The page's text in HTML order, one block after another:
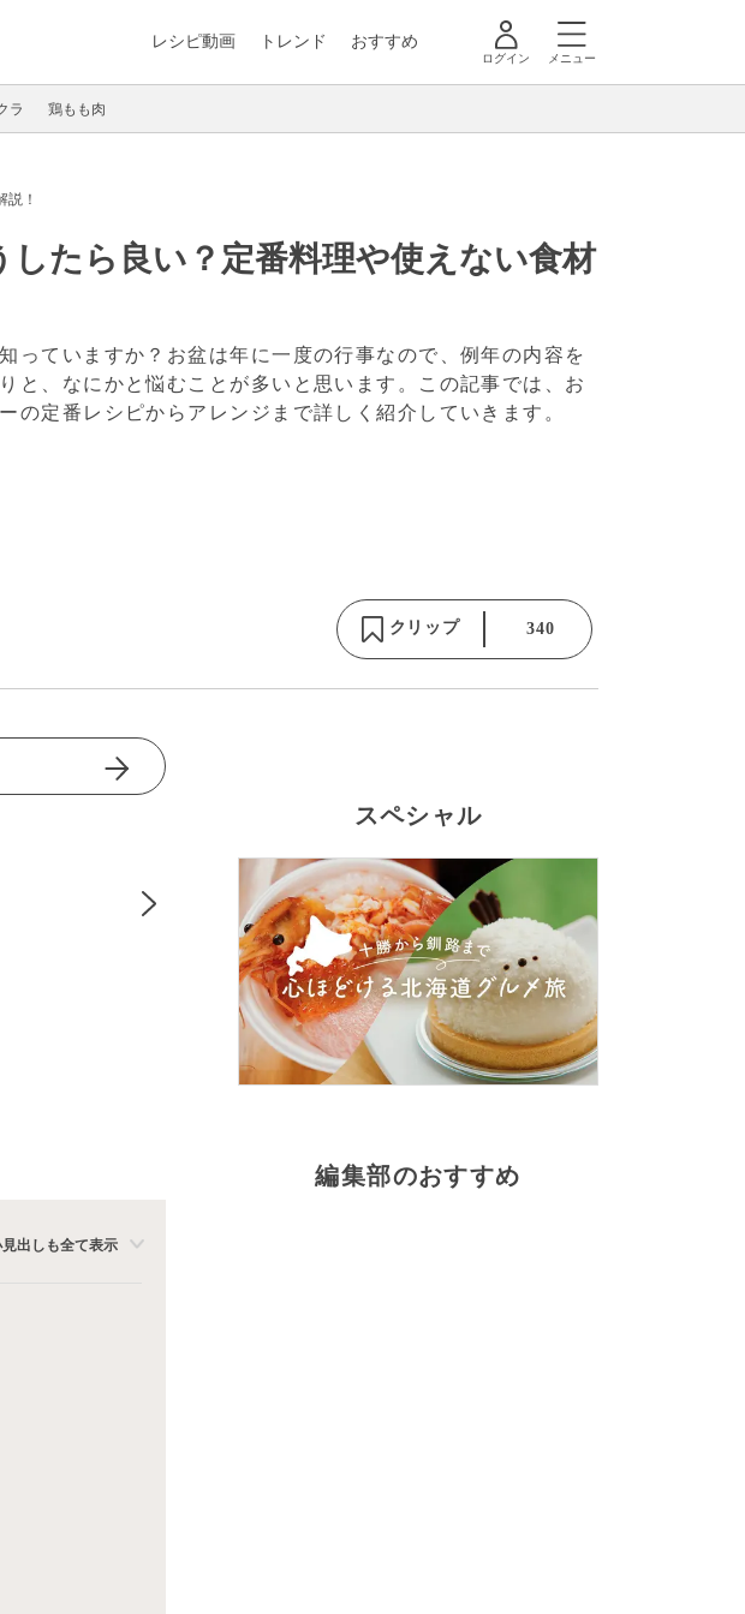
レシピ動画 トレンド おすすめ
ログイン メニュー
ラ 鶏もも肉
！
たら良い？定番料理や使えない食材
っていますか？お盆は年に一度の行事なので、例年の内容を
と、なにかと悩むことが多いと思います。この記事では、お
の定番レシピからアレンジまで詳しく紹介していきます。
クリップ 340
出しも全て表示
スペシャル
編集部のおすすめ